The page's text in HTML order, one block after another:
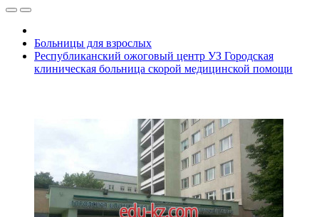
Больницы для взрослых
Республиканский ожоговый центр УЗ Городская
клиническая больница скорой медицинской помощи